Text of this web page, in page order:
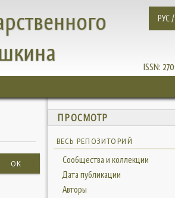
ISSN:
РУС
OK
ПРОСМОТР
ВЕСЬ РЕПОЗИТОРИЙ
Сообщества и коллекции
Дата публикации
Авторы